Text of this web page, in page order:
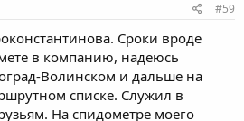
#59
Сроки вроде
в компанию, надеюсь
Волинском и дальше на
списке. Служил в
На спидометре моего